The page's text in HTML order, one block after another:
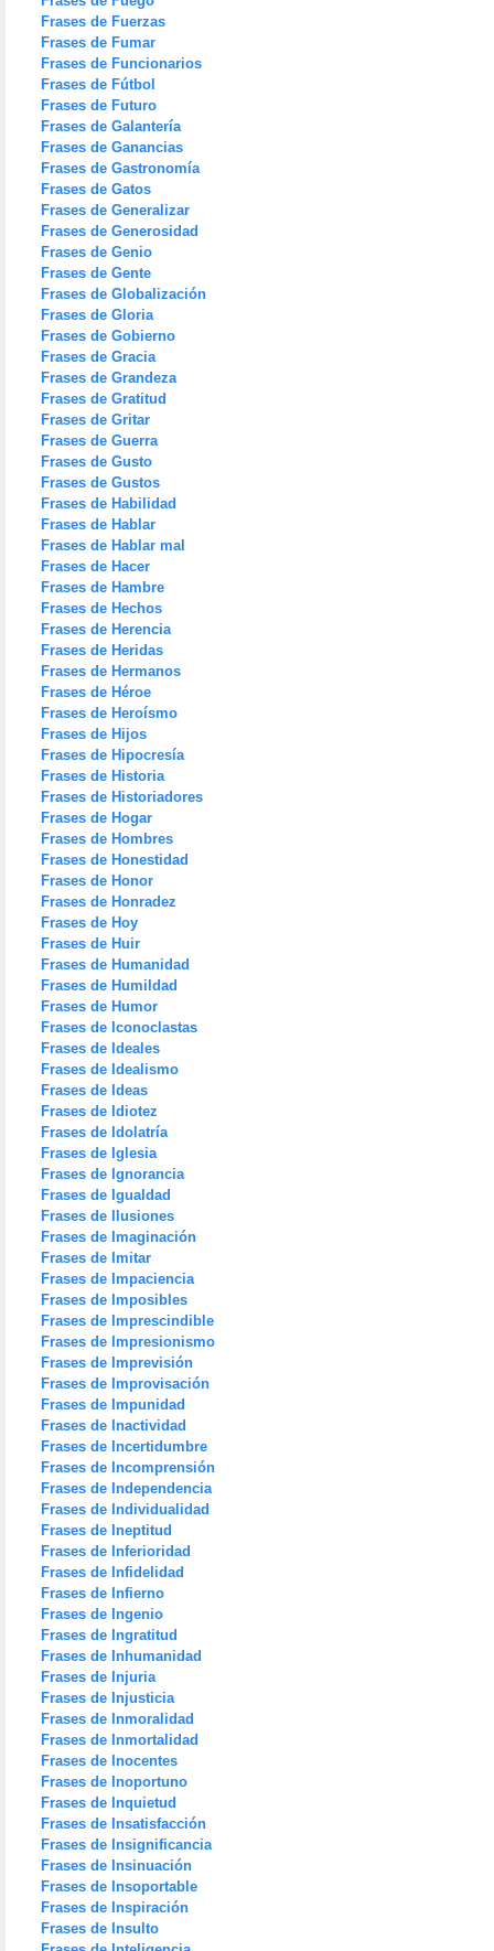
Frases de Fuerzas
Frases de Fumar
Frases de Funcionarios
Frases de Fútbol
Frases de Futuro
Frases de Galantería
Frases de Ganancias
Frases de Gastronomía
Frases de Gatos
Frases de Generalizar
Frases de Generosidad
Frases de Genio
Frases de Gente
Frases de Globalización
Frases de Gloria
Frases de Gobierno
Frases de Gracia
Frases de Grandeza
Frases de Gratitud
Frases de Gritar
Frases de Guerra
Frases de Gusto
Frases de Gustos
Frases de Habilidad
Frases de Hablar
Frases de Hablar mal
Frases de Hacer
Frases de Hambre
Frases de Hechos
Frases de Herencia
Frases de Heridas
Frases de Hermanos
Frases de Héroe
Frases de Heroísmo
Frases de Hijos
Frases de Hipocresía
Frases de Historia
Frases de Historiadores
Frases de Hogar
Frases de Hombres
Frases de Honestidad
Frases de Honor
Frases de Honradez
Frases de Hoy
Frases de Huir
Frases de Humanidad
Frases de Humildad
Frases de Humor
Frases de Iconoclastas
Frases de Ideales
Frases de Idealismo
Frases de Ideas
Frases de Idiotez
Frases de Idolatría
Frases de Iglesia
Frases de Ignorancia
Frases de Igualdad
Frases de Ilusiones
Frases de Imaginación
Frases de Imitar
Frases de Impaciencia
Frases de Imposibles
Frases de Imprescindible
Frases de Impresionismo
Frases de Imprevisión
Frases de Improvisación
Frases de Impunidad
Frases de Inactividad
Frases de Incertidumbre
Frases de Incomprensión
Frases de Independencia
Frases de Individualidad
Frases de Ineptitud
Frases de Inferioridad
Frases de Infidelidad
Frases de Infierno
Frases de Ingenio
Frases de Ingratitud
Frases de Inhumanidad
Frases de Injuria
Frases de Injusticia
Frases de Inmoralidad
Frases de Inmortalidad
Frases de Inocentes
Frases de Inoportuno
Frases de Inquietud
Frases de Insatisfacción
Frases de Insignificancia
Frases de Insinuación
Frases de Insoportable
Frases de Inspiración
Frases de Insulto